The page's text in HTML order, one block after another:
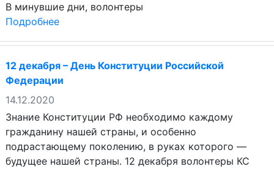
В минувшие дни, волонтеры
Подробнее
12 декабря – День Конституции Российской
Федерации
14.12.2020
Знание Конституции РФ необходимо каждому
гражданину нашей страны, и особенно
подрастающему поколению, в руках которого —
будущее нашей страны. 12 декабря волонтеры КС